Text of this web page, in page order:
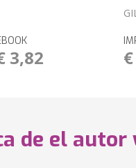
3,82
de el autor